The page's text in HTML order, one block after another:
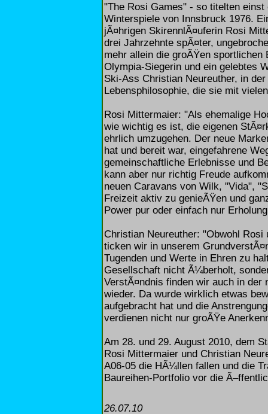
"The Rosi Games" - so titelten
Winterspiele von Innsbruck 1976.
jÃ¤hrigen SkirennlÃ¤uferin Rosi
drei Jahrzehnte spÃ¤ter,
mehr allein die groÃŸen
Olympia-Siegerin und ein gelebtes
Ski-Ass Christian Neureuther, in
Lebensphilosophie, die sie mit
Rosi Mittermaier: "Als ehemalige
wie wichtig es ist, die eigenen
ehrlich umzugehen. Der neue
hat und bereit war, eingefahrene
gemeinschaftliche Erlebnisse und
kann aber nur richtig Freude
neuen Caravans von Wilk, "Vida",
Freizeit aktiv zu genieÃŸen und
Power pur oder einfach nur
Christian Neureuther: "Obwohl
ticken wir in unserem
Tugenden und Werte in Ehren zu
Gesellschaft nicht Ã¼berholt,
VerstÃ¤ndnis finden wir auch in
wieder. Da wurde wirklich etwas
aufgebracht hat und die
verdienen nicht nur groÃŸe
Am 28. und 29. August 2010, dem
Rosi Mittermaier und Christian
A06-05 die HÃ¼llen fallen und die
Baureihen-Portfolio vor die
26.07.10